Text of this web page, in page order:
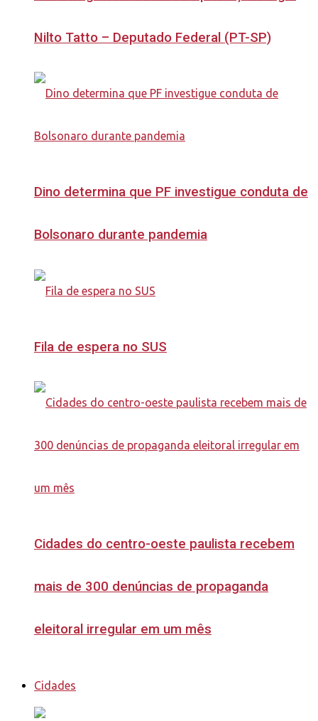
Nilto Tatto – Deputado Federal (PT-SP)
Dino determina que PF investigue conduta de
Bolsonaro durante pandemia
Fila de espera no SUS
Cidades do centro-oeste paulista recebem
mais de 300 denúncias de propaganda
eleitoral irregular em um mês
Cidades